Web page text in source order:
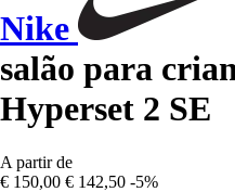
Nike
salão para
Hyperset 2 SE
A partir de
€ 150,00 € 142,50 -5%